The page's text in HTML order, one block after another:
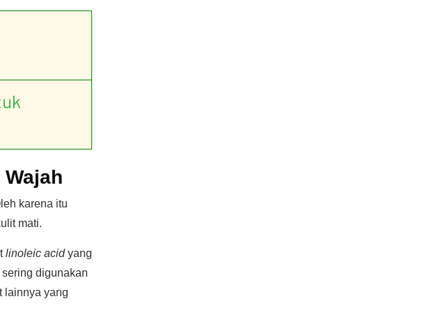
karena itu
mati.
linoleic acidyang
digunakan
lainnya yang